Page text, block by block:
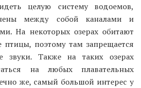
целую систему водоемов,
между собой каналами и
На некоторых озерах обитают
птицы, поэтому там запрещается
звуки. Также на таких озерах
на любых плавательных
же, самый большой интерес у